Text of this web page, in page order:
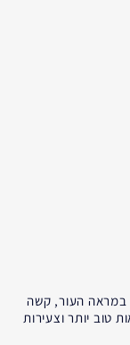
במראה העור, קשה
טוב יותר וצעירות